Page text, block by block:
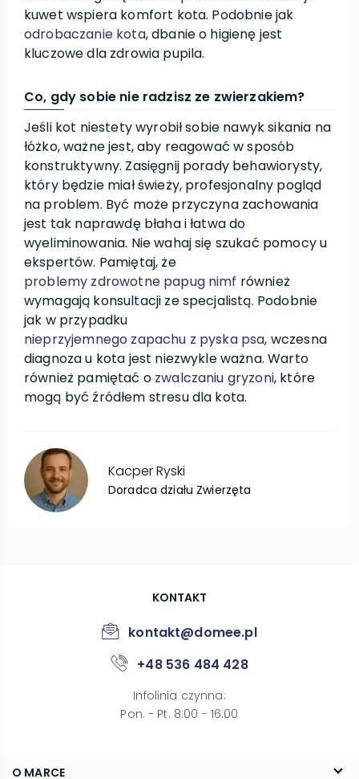
kuwet wspiera komfort kota. Podobnie jak
odrobaczanie kota, dbanie o higienę jest
kluczowe dla zdrowia pupila.
Co, gdy sobie nie radzisz ze zwierzakiem?
Jeśli kot niestety wyrobił sobie nawyk sikania na
łóżko, ważne jest, aby reagować w sposób
konstruktywny. Zasięgnij porady behawiorysty,
który będzie miał świeży, profesjonalny pogląd
na problem. Być może przyczyna zachowania
jest tak naprawdę błaha i łatwa do
wyeliminowania. Nie wahaj się szukać pomocy u
ekspertów. Pamiętaj, że
problemy zdrowotne papug nimf również
wymagają konsultacji ze specjalistą. Podobnie
jak w przypadku
nieprzyjemnego zapachu z pyska psa, wczesna
diagnoza u kota jest niezwykle ważna. Warto
również pamiętać o zwalczaniu gryzoni, które
mogą być źródłem stresu dla kota.
KacperRyski
Doradca działu Zwierzęta
O MARCE
KONTAKT
kontakt@domee.pl
+48 536 484 428
Infolinia czynna:
Pon. - Pt. 8:00 - 16:00